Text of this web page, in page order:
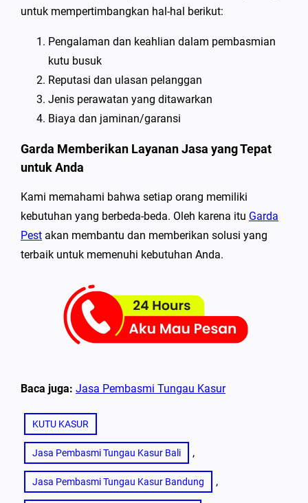
untuk mempertimbangkan hal-hal berikut:
Pengalaman dan keahlian dalam pembasmian
kutu busuk
Reputasi dan ulasan pelanggan
Jenis perawatan yang ditawarkan
Biaya dan jaminan/garansi
Garda Memberikan Layanan Jasa yang Tepat
untuk Anda
Kami memahami bahwa setiap orang memiliki
kebutuhan yang berbeda-beda. Oleh karena itu Garda
Pest akan membantu dan memberikan solusi yang
terbaik untuk memenuhi kebutuhan Anda.
Baca juga: Jasa Pembasmi Tungau Kasur
KUTU KASUR
Jasa Pembasmi Tungau Kasur Bali ,
Jasa Pembasmi Tungau Kasur Bandung ,